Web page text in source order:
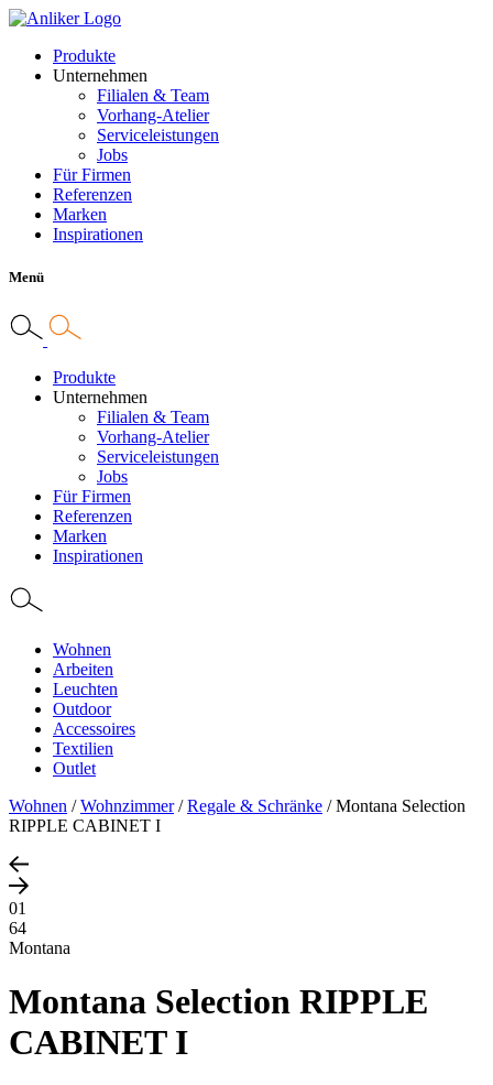
Produkte
Unternehmen
Filialen & Team
Vorhang-Atelier
Serviceleistungen
Jobs
Für Firmen
Referenzen
Marken
Inspirationen
Menü
Produkte
Unternehmen
Filialen & Team
Vorhang-Atelier
Serviceleistungen
Jobs
Für Firmen
Referenzen
Marken
Inspirationen
Wohnen
Arbeiten
Leuchten
Outdoor
Accessoires
Textilien
Outlet
Wohnen /Wohnzimmer/Regale & Schränke /Montana Selection
RIPPLE CABINET I
01
64
Montana
Montana Selection RIPPLE
CABINET I